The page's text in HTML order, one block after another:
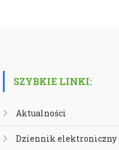
SZYBKIE LINKI:
Aktualności
Dziennik elektroniczny